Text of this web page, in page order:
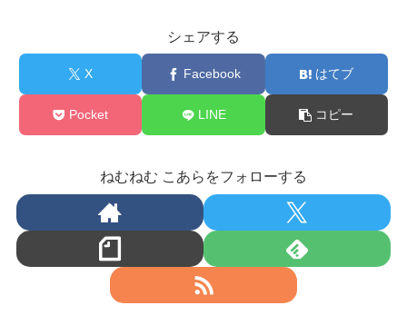
シェアする
X Facebook はてブ
Pocket LINE コピー
ねむねむ こあらをフォローする